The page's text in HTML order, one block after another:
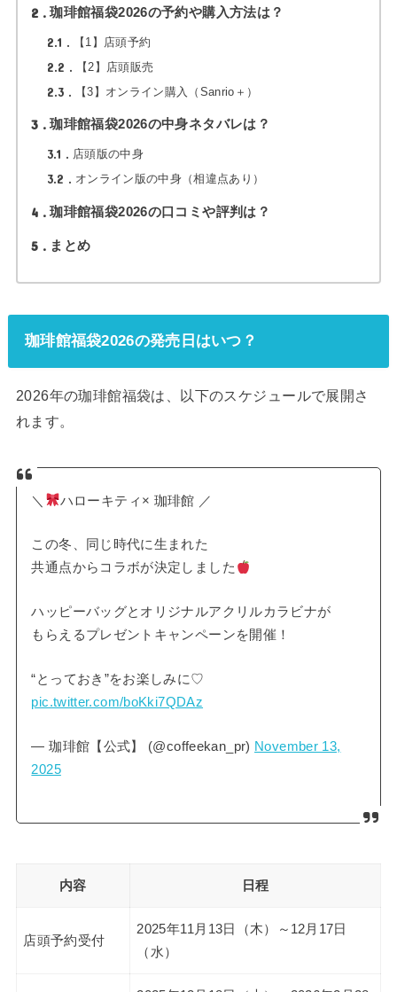
2 珈琲館福袋2026の予約や購入方法は？
2.1 【1】店頭予約
2.2 【2】店頭販売
2.3 【3】オンライン購入（Sanrio＋）
3 珈琲館福袋2026の中身ネタバレは？
3.1 店頭版の中身
3.2 オンライン版の中身（相違点あり）
4 珈琲館福袋2026の口コミや評判は？
5 まとめ
珈琲館福袋2026の発売日はいつ？
2026年の珈琲館福袋は、以下のスケジュールで展開さ
れます。
＼ ハローキティ× 珈琲館 ／
この冬、同じ時代に生まれた
共通点からコラボが決定しました
ハッピーバッグとオリジナルアクリルカラビナが
もらえるプレゼントキャンペーンを開催！
“とっておき”をお楽しみに♡
pic.twitter.com/boKki7QDAz
— 珈琲館【公式】 (@coffeekan_pr) November 13,
2025
内容 日程
店頭予約受付
2025年11月13日（木）～12月17日
（水）